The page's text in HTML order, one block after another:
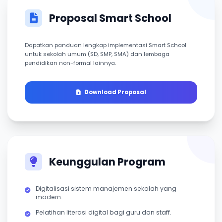
Proposal Smart School
Dapatkan panduan lengkap implementasi Smart School
untuk sekolah umum (SD, SMP, SMA) dan lembaga
pendidikan non-formal lainnya.
Download Proposal
Keunggulan Program
Digitalisasi sistem manajemen sekolah yang
modern.
Pelatihan literasi digital bagi guru dan staff.